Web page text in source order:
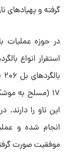
گرفته و پهپادهای
در حوزه عملیات
استقرار انواع
این ناو را
موفقیت صورت